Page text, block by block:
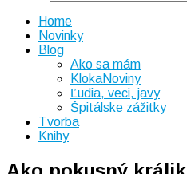
Home
Novinky
Blog
Ako sa mám
KlokaNoviny
Ľudia, veci, javy
Špitálske zážitky
Tvorba
Knihy